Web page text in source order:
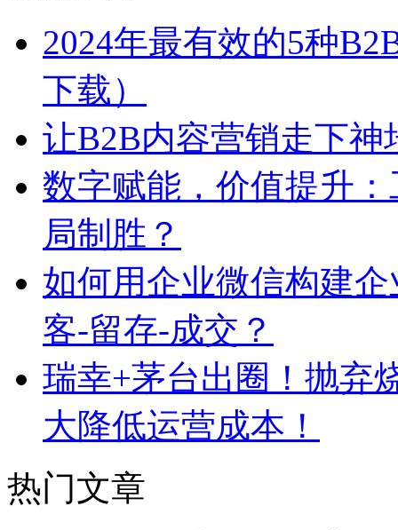
2024年最有效的5种
下载）
让B2B内容营销走下神
数字赋能，价值提升
局制胜？
如何用企业微信构建
客-留存-成交？
瑞幸+茅台出圈！抛弃
大降低运营成本！
热门文章